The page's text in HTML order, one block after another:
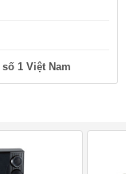
số 1 Việt Nam